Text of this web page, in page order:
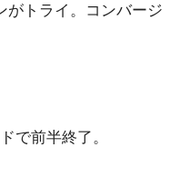
がトライ。コンバージ
で前半終了。